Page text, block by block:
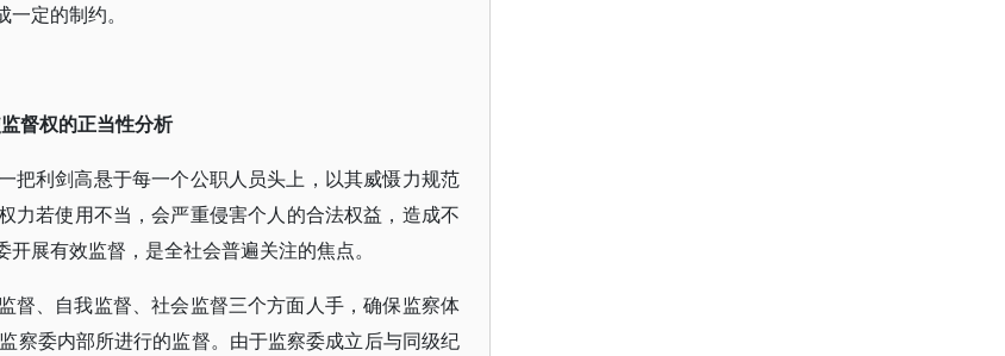
定的制约。
督权的正当性分析
把利剑高悬于每一个公职人员头上，以其威慑力规范
力若使用不当，会严重侵害个人的合法权益，造成不
展有效监督，是全社会普遍关注的焦点。
督、自我监督、社会监督三个方面人手，确保监察体
察委内部所进行的监督。由于监察委成立后与同级纪